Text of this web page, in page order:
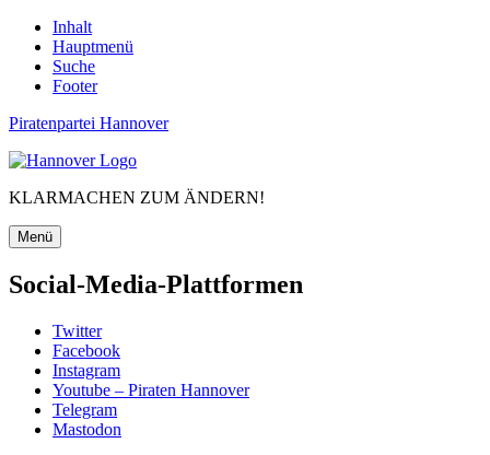
Inhalt
Hauptmenü
Suche
Footer
Piratenpartei Hannover
KLARMACHEN ZUM ÄNDERN!
Menü
Social-Media-Plattformen
Twitter
Facebook
Instagram
Youtube – Piraten Hannover
Telegram
Mastodon